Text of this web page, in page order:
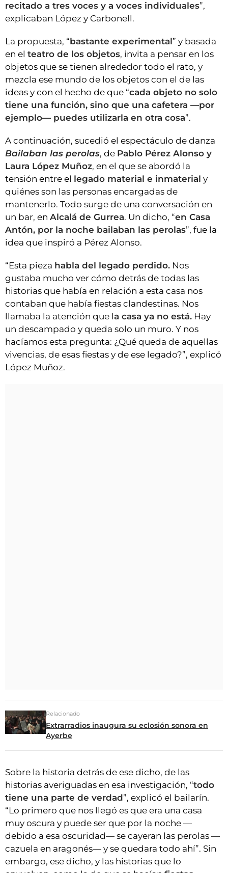
recitado a tres voces y a voces individuales”,
explicaban López y Carbonell.
La propuesta, “bastante experimental” y basada
en el teatro de los objetos, invita a pensar en los
objetos que se tienen alrededor todo el rato, y
mezcla ese mundo de los objetos con el de las
ideas y con el hecho de que “cada objeto no solo
tiene una función, sino que una cafetera —por
ejemplo— puedes utilizarla en otra cosa”.
A continuación, sucedió el espectáculo de danza
Bailaban las perolas, de Pablo Pérez Alonso y
Laura López Muñoz, en el que se abordó la
tensión entre el legado material e inmaterial y
quiénes son las personas encargadas de
mantenerlo. Todo surge de una conversación en
un bar, en Alcalá de Gurrea. Un dicho, “en Casa
Antón, por la noche bailaban las perolas”, fue la
idea que inspiró a Pérez Alonso.
“Esta pieza habla del legado perdido. Nos
gustaba mucho ver cómo detrás de todas las
historias que había en relación a esta casa nos
contaban que había fiestas clandestinas. Nos
llamaba la atención que la casa ya no está. Hay
un descampado y queda solo un muro. Y nos
hacíamos esta pregunta: ¿Qué queda de aquellas
vivencias, de esas fiestas y de ese legado?”, explicó
López Muñoz.
Relacionado
Extrarradios inaugura su eclosión sonora en
Ayerbe
Sobre la historia detrás de ese dicho, de las
historias averiguadas en esa investigación, “todo
tiene una parte de verdad”, explicó el bailarín.
“Lo primero que nos llegó es que era una casa
muy oscura y puede ser que por la noche —
debido a esa oscuridad— se cayeran las perolas —
cazuela en aragonés— y se quedara todo ahí”. Sin
embargo, ese dicho, y las historias que lo